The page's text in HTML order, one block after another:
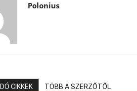
Polonius
CIKKEK TÖBB A SZERZŐTŐL